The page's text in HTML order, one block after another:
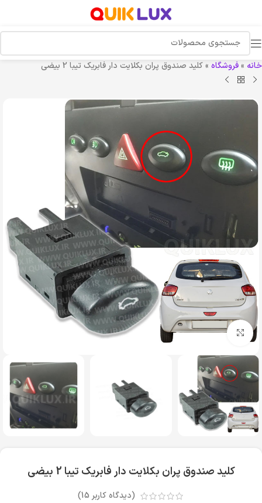
خانه »فروشگاه »کلید صندوق پران بکلایت دار فابریک تیبا 2 بیضی
بزرگنمایی تصویر
کلید صندوق پران بکلایت دار فابریک تیبا 2 بیضی
(دیدگاه کاربر 15
)